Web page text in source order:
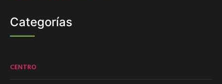
Categorías
CENTRO